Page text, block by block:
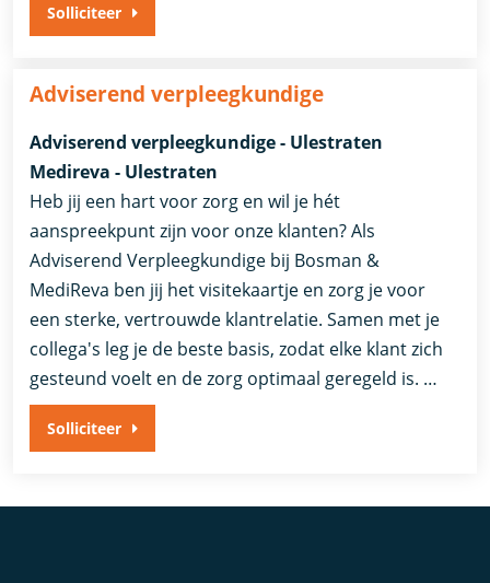
Solliciteer
Adviserend verpleegkundige
Adviserend verpleegkundige - Ulestraten
Medireva - Ulestraten
Heb jij een hart voor zorg en wil je hét
aanspreekpunt zijn voor onze klanten? Als
Adviserend Verpleegkundige bij Bosman &
MediReva ben jij het visitekaartje en zorg je voor
een sterke, vertrouwde klantrelatie. Samen met je
collega's leg je de beste basis, zodat elke klant zich
gesteund voelt en de zorg optimaal geregeld is. …
Solliciteer